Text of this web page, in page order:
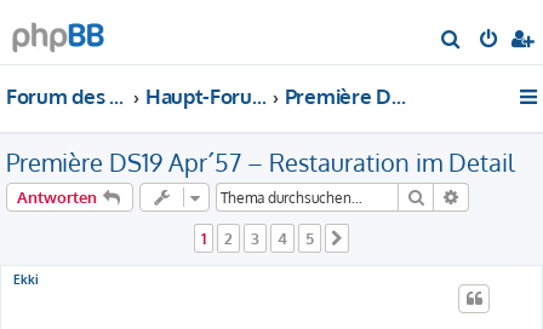
u
e
Forum des DS-Club Deutschland e.V. Haupt-Forum Première DS19 Apr '57 – Restauration im Detail
Première DS19 Apr´57 – Restauration im Detail
Antworten Suche
1 2 3 4 5
Ekki